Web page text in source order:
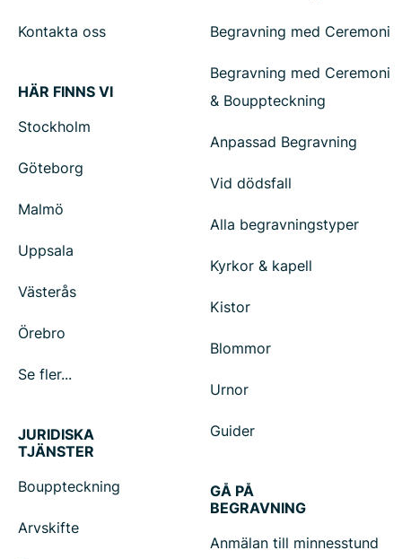
Kontakta oss
HÄR FINNS VI
Stockholm
Göteborg
Malmö
Uppsala
Västerås
Örebro
Se fler...
Begravning med Ceremoni
Begravning med Ceremoni
& Bouppteckning
Anpassad Begravning
Vid dödsfall
Alla begravningstyper
Kyrkor & kapell
Kistor
Blommor
Urnor
Guider
JURIDISKA
TJÄNSTER
Bouppteckning
Arvskifte
GÅ PÅ
BEGRAVNING
Anmälan till minnesstund